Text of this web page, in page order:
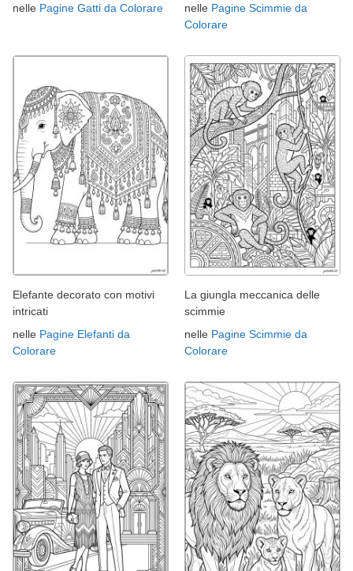
nelle Pagine Gatti da Colorare
nelle Pagine Scimmie da
Colorare
Elefante decorato con motivi
intricati
nelle Pagine Elefanti da
Colorare
La giungla meccanica delle
scimmie
nelle Pagine Scimmie da
Colorare